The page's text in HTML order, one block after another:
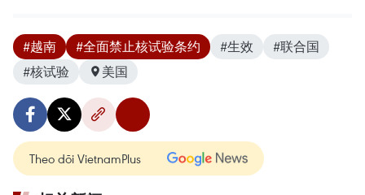
#越南 #全面禁止核试验条约 #生效
#联合国
#核试验
美国
Theo dõi VietnamPlus